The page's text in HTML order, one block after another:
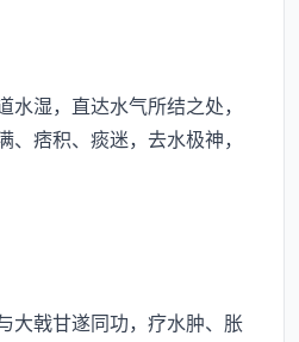
湿，直达水气所结之处，
痞积、痰迷，去水极神，
戟甘遂同功，疗水肿、胀